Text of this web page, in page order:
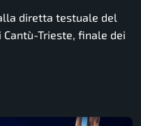
diretta testuale del
Trieste, finale dei